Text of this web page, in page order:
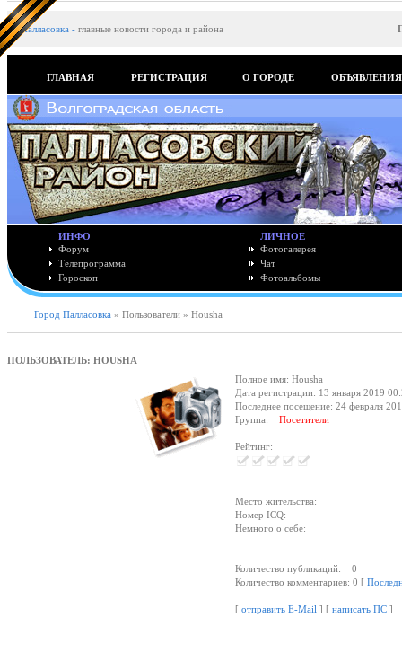
Палласовка - главные новости города и района
ГЛАВНАЯ РЕГИСТРАЦИЯ О ГОРОДЕ ОБЪЯВЛЕНИЯ
ИНФО
Форум
Телепрограмма
Гороскоп
ЛИЧНОЕ
Фотогалерея
Чат
Фотоальбомы
Город Палласовка » Пользователи » Housha
ПОЛЬЗОВАТЕЛЬ: HOUSHA
Полное имя: Housha
Дата регистрации: 13 января 2019
Последнее посещение: 24 февраля
Группа:Посетители
Рейтинг:
Место жительства:
Номер ICQ:
Немного о себе:
Количество публикаций: 0
Количество комментариев: 0 [
[отправить E-Mail ] [написать ПС ]